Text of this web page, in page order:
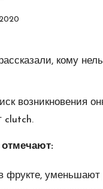
возникновения
clutch.
фрукте, уменьшают